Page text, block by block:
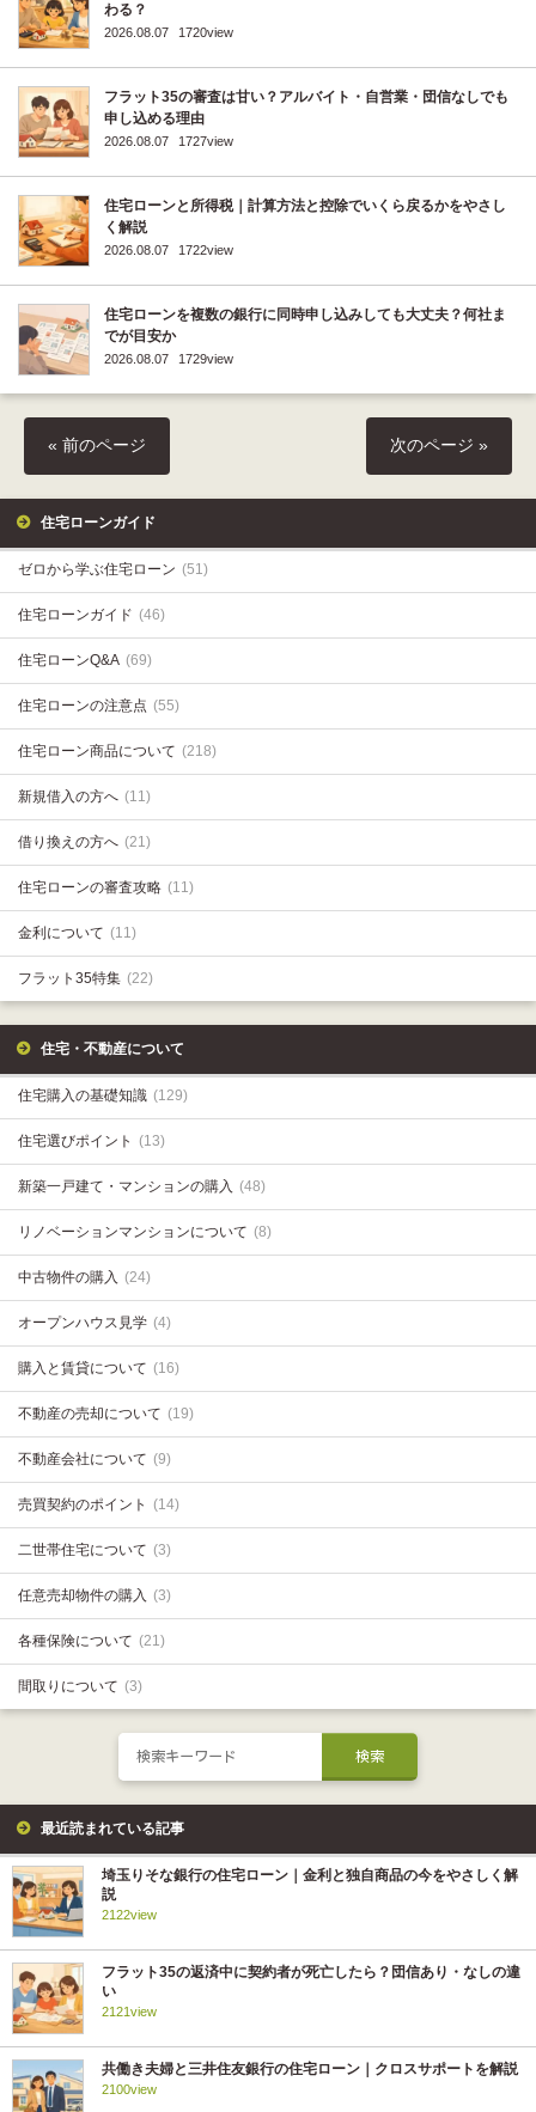
わる？
2026.08.07 1720view
フラット35の審査は甘い？アルバイト・自営業・団信なしでも
申し込める理由
2026.08.07 1727view
住宅ローンと所得税｜計算方法と控除でいくら戻るかをやさし
く解説
2026.08.07 1722view
住宅ローンを複数の銀行に同時申し込みしても大丈夫？何社ま
でが目安か
2026.08.07 1729view
« 前のページ 次のページ »
住宅ローンガイド
ゼロから学ぶ住宅ローン (51)
住宅ローンガイド (46)
住宅ローンQ&A (69)
住宅ローンの注意点 (55)
住宅ローン商品について (218)
新規借入の方へ (11)
借り換えの方へ (21)
住宅ローンの審査攻略 (11)
金利について (11)
フラット35特集 (22)
住宅・不動産について
住宅購入の基礎知識 (129)
住宅選びポイント (13)
新築一戸建て・マンションの購入 (48)
リノベーションマンションについて (8)
中古物件の購入 (24)
オープンハウス見学 (4)
購入と賃貸について (16)
不動産の売却について (19)
不動産会社について (9)
売買契約のポイント (14)
二世帯住宅について (3)
任意売却物件の購入 (3)
各種保険について (21)
間取りについて (3)
最近読まれている記事
埼玉りそな銀行の住宅ローン｜金利と独自商品の今をやさしく解
説
2122view
フラット35の返済中に契約者が死亡したら？団信あり・なしの違
い
2121view
共働き夫婦と三井住友銀行の住宅ローン｜クロスサポートを解説
2100view